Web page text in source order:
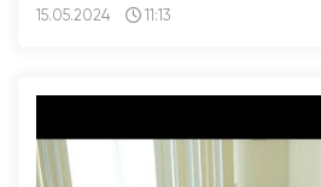
15.05.2024 11:13